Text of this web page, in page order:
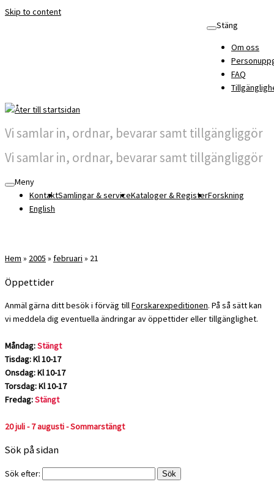
Skip to content
Stäng
Om oss
FAQ
Vi samlar in, ordnar, bevarar samt tillgängliggör
Vi samlar in, ordnar, bevarar samt tillgängliggör
Meny
KontaktSamlingar & serviceKataloger & RegisterForskning
English
Hem » 2005 » februari » 21
Öppettider
Anmäl gärna ditt besök i förväg tillForskarexpeditionen. På så sätt kan
vi meddela dig eventuella ändringar av öppettider eller tillgänglighet.
Måndag:Stängt
Tisdag: Kl 10-17
Onsdag: Kl 10-17
Torsdag: Kl 10-17
Fredag:Stängt
20 juli - 7 augusti - Sommarstängt
Sök på sidan
Sök efter: